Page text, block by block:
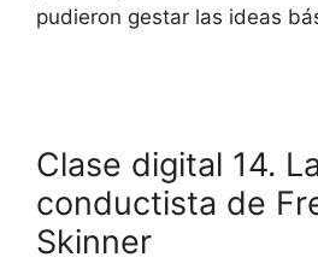
pudieron gestar las ideas
Clase digital 14.
conductista de
Skinner